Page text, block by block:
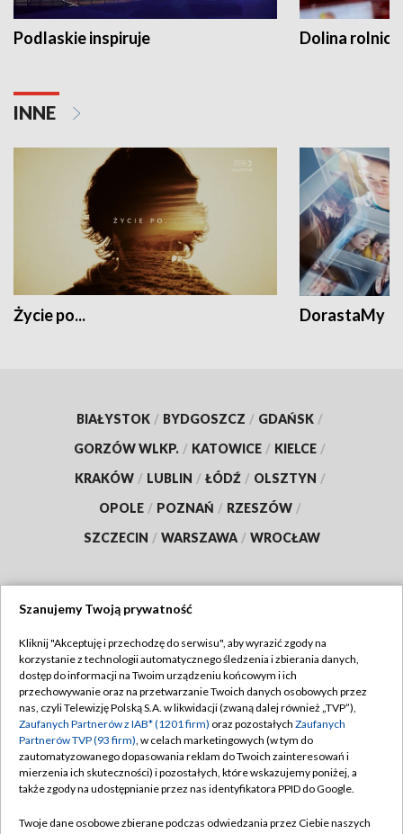
Podlaskie inspiruje Dolina
INNE
Życie po... DorastaMy
BIAŁYSTOK / BYDGOSZCZ / GDAŃSK /
GORZÓW WLKP. / KATOWICE / KIELCE /
KRAKÓW / LUBLIN / ŁÓDŹ / OLSZTYN /
OPOLE / POZNAŃ / RZESZÓW /
SZCZECIN / WARSZAWA / WROCŁAW
TVP
Abonament TVP
Emisja w TVP
Centrum informacji TVP
Naziemna Telewizja Cyfrowa
Regulamin TVP
Polityka prywatności
Moje zgody
Pomoc
Szanujemy Twoją prywatność
Kliknij "Akceptuję i przechodzę do serwisu", aby wyrazić zgody na
korzystanie z technologii automatycznego śledzenia i zbierania danych,
dostęp do informacji na Twoim urządzeniu końcowym i ich
przechowywanie oraz na przetwarzanie Twoich danych osobowych przez
nas, czyli Telewizję Polską S.A. w likwidacji (zwaną dalej również „TVP”),
Zaufanych Partnerów z IAB* (1201 firm) oraz pozostałych Zaufanych
Partnerów TVP (93 firm), w celach marketingowych (w tym do
zautomatyzowanego dopasowania reklam do Twoich zainteresowań i
mierzenia ich skuteczności) i pozostałych, które wskazujemy poniżej, a
także zgody na udostępnianie przez nas identyfikatora PPID do Google.
Twoje dane osobowe zbierane podczas odwiedzania przez Ciebie naszych